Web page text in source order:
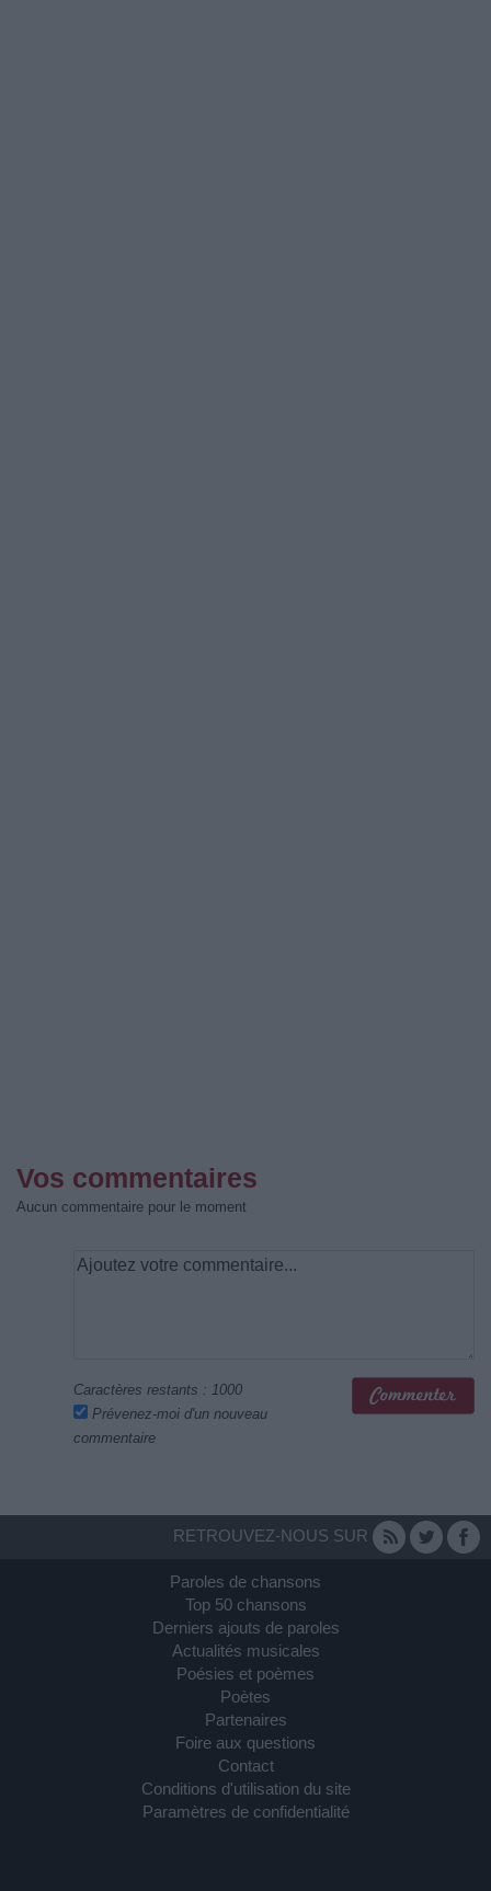
Vos commentaires
Aucun commentaire pour le moment
Caractères restants : 1000
Prévenez-moi d'un nouveau
commentaire
RETROUVEZ-NOUS SUR
Paroles de chansons
Top 50 chansons
Derniers ajouts de paroles
Actualités musicales
Poésies et poèmes
Poètes
Partenaires
Foire aux questions
Contact
Conditions d'utilisation du site
Paramètres de confidentialité